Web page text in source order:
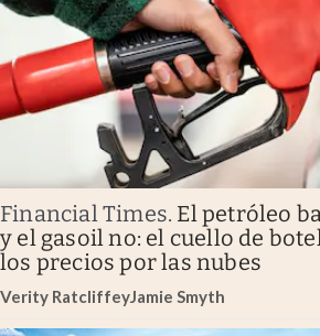
Financial Times. El petróleo
y el gasoil no: el cuello de
los precios por las nubes
Verity RatcliffeyJamie Smyth